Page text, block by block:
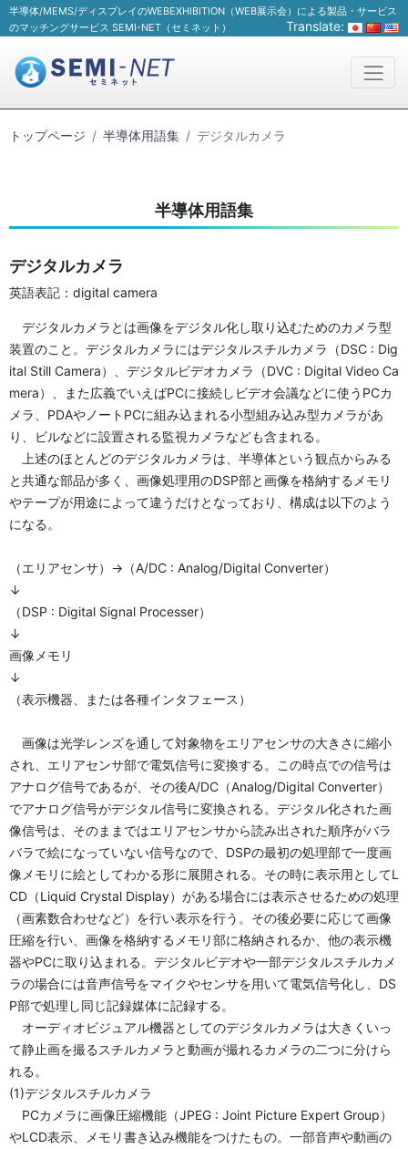
半導体/MEMS/ディスプレイのWEBEXHIBITION（WEB展示会）による製品・サービス
のマッチングサービス SEMI-NET（セミネット）
Translate:
トップページ 半導体用語集 デジタルカメラ
半導体用語集
デジタルカメラ
英語表記：digital camera
デジタルカメラとは画像をデジタル化し取り込むためのカメラ型
装置のこと。デジタルカメラにはデジタルスチルカメラ（DSC : Dig
ital Still Camera）、デジタルビデオカメラ（DVC : Digital Video Ca
mera）、また広義でいえばPCに接続しビデオ会議などに使うPCカ
メラ、PDAやノートPCに組み込まれる小型組み込み型カメラがあ
り、ビルなどに設置される監視カメラなども含まれる。
上述のほとんどのデジタルカメラは、半導体という観点からみる
と共通な部品が多く、画像処理用のDSP部と画像を格納するメモリ
やテープが用途によって違うだけとなっており、構成は以下のよう
になる。
（エリアセンサ）→（A/DC : Analog/Digital Converter）
↓
（DSP : Digital Signal Processer）
↓
画像メモリ
↓
（表示機器、または各種インタフェース）
画像は光学レンズを通して対象物をエリアセンサの大きさに縮小
され、エリアセンサ部で電気信号に変換する。この時点での信号は
アナログ信号であるが、その後A/DC（Analog/Digital Converter）
でアナログ信号がデジタル信号に変換される。デジタル化された画
像信号は、そのままではエリアセンサから読み出された順序がバラ
バラで絵になっていない信号なので、DSPの最初の処理部で一度画
像メモリに絵としてわかる形に展開される。その時に表示用としてL
CD（Liquid Crystal Display）がある場合には表示させるための処理
（画素数合わせなど）を行い表示を行う。その後必要に応じて画像
圧縮を行い、画像を格納するメモリ部に格納されるか、他の表示機
器やPCに取り込まれる。デジタルビデオや一部デジタルスチルカメ
ラの場合には音声信号をマイクやセンサを用いて電気信号化し、DS
P部で処理し同じ記録媒体に記録する。
オーディオビジュアル機器としてのデジタルカメラは大きくいっ
て静止画を撮るスチルカメラと動画が撮れるカメラの二つに分けら
れる。
(1)デジタルスチルカメラ
PCカメラに画像圧縮機能（JPEG : Joint Picture Expert Group）
やLCD表示、メモリ書き込み機能をつけたもの。一部音声や動画の